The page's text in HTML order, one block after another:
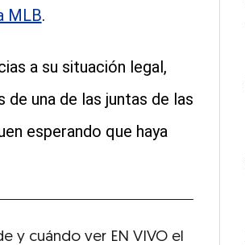
MLB.
a su situación legal,
de una de las juntas de las
esperando que haya
y cuándo ver EN VIVO el